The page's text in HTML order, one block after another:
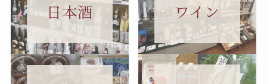
日本酒 ワイン